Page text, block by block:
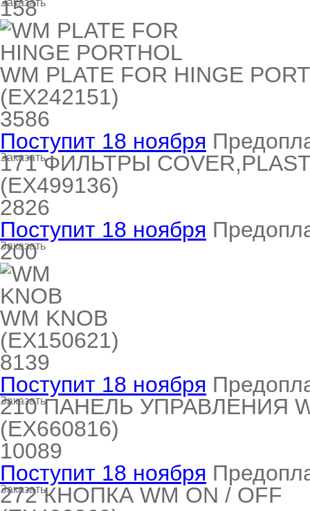
Siemens
Indesit
Ariston
Merloni
LG
Daewoo
Samsung
Заказать
158
WM PLATE FOR HINGE
(EX242151)
3586
Поступит 18 ноября
Заказать
171 ФИЛЬТРЫ
(EX499136)
2826
Поступит 18 ноября
Заказать
200
WM KNOB
(EX150621)
8139
Поступит 18 ноября
Заказать
210 ПАНЕЛЬ УПРАВЛЕНИЯ
(EX660816)
10089
Поступит 18 ноября
Заказать
272 КНОПКА WM ON / OFF